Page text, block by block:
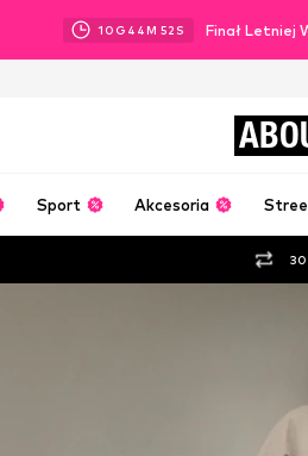
10 G 44M 49 S Finał Letniej
Sport Akcesoria
30